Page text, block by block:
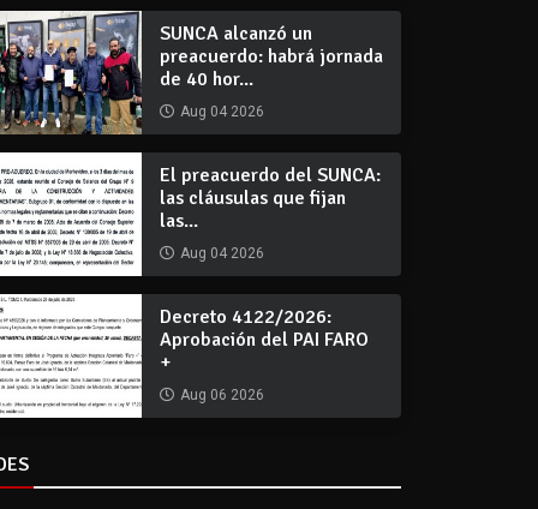
SUNCA alcanzó un
preacuerdo: habrá jornada
de 40 hor...
Aug 04 2026
El preacuerdo del SUNCA:
las cláusulas que fijan
las...
Aug 04 2026
Decreto 4122/2026:
Aprobación del PAI FARO
+
Aug 06 2026